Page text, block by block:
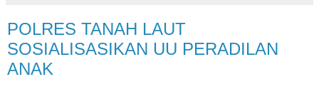
POLRES TANAH LAUT
SOSIALISASIKAN UU PERADILAN
ANAK